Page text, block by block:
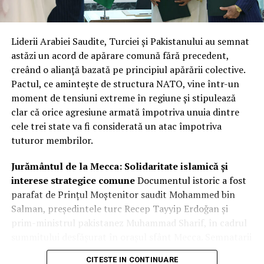
de a avea fluxuri constante și sigure de date radar la
Integrare hibridă: Datele comerciale
vor completa sistemele clasificate
de recunoaștere
Miza principală a acestui parteneriat este crearea unei
rețele hibride de supraveghere. Prin fuziunea
înaltă rezoluție, agenția își sporește considerabil
capacitatea de recunoaștere și flexibilitatea de reacție.
Radarul cu apertură sintetică este vital deoarece
permite observarea obiectivelor de interes indiferent de
condițiile meteorologice sau de momentul zilei, trecând
Această abordare permite instituției să beneficieze de
Liderii Arabiei Saudite, Turciei și Pakistanului au semnat
astăzi un acord de apărare comună fără precedent,
creând o alianță bazată pe principiul apărării colective.
Pactul, ce amintește de structura NATO, vine într-un
moment de tensiuni extreme în regiune și stipulează
clar că orice agresiune armată împotriva unuia dintre
cele trei state va fi considerată un atac împotriva
tuturor membrilor.
Jurământul de la Mecca: Solidaritate islamică și
interese strategice comuneDocumentul istoric a fost
parafat de Prințul Moștenitor saudit Mohammed bin
Salman, președintele turc Recep Tayyip Erdoğan și
prim-ministrul pakistanez Muhammad Sharif, în cadrul
au invocat legăturile istorice profunde și „frăția” dintre
CITESTE IN CONTINUARE